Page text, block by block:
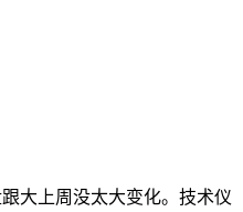
大上周没太大变化。技术仪